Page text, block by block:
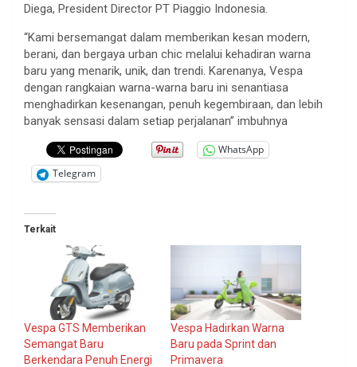
Diega, President Director PT Piaggio Indonesia.
“Kami bersemangat dalam memberikan kesan modern,
berani, dan bergaya urban chic melalui kehadiran warna
baru yang menarik, unik, dan trendi. Karenanya, Vespa
dengan rangkaian warna-warna baru ini senantiasa
menghadirkan kesenangan, penuh kegembiraan, dan lebih
banyak sensasi dalam setiap perjalanan” imbuhnya
WhatsApp
Telegram
Terkait
Vespa GTS Memberikan
Semangat Baru
Berkendara Penuh Energi
Vespa Hadirkan Warna
Baru pada Sprint dan
Primavera